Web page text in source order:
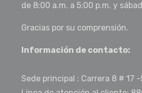
de 8:00 a.m. a 5:00 p.m. y
Gracias por su comprensión.
Información de contacto:
Sede principal : Carrera 8 # 17